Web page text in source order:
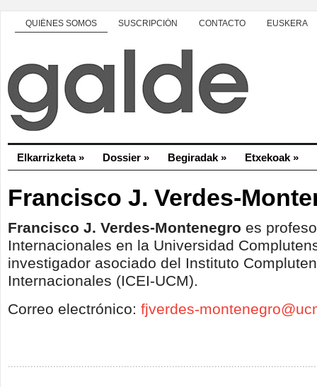
QUIÉNES SOMOS SUSCRIPCIÓN CONTACTO EUSKERA
Elkarrizketa» Dossier » Begiradak » Etxekoak »
Francisco J. Verdes-
Francisco J. Verdes-Montenegro es
Internacionales en la Universidad
investigador asociado del Instituto
Internacionales (ICEI-UCM).
Correo electrónico: fjverdes-